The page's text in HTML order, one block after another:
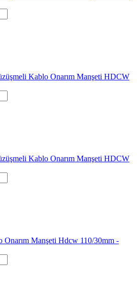
Kablo Onarım Manşeti HDCW
Kablo Onarım Manşeti HDCW
Manşeti Hdcw 110/30mm -